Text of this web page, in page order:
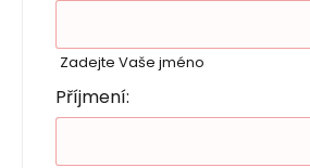
Zadejte Vaše jméno
Příjmení: